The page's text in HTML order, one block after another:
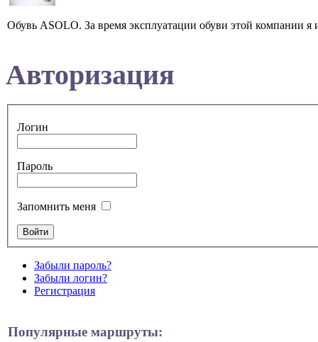
Обувь ASOLO. За время эксплуатации обуви этой компании я
Авторизация
Логин
Пароль
Запомнить меня
Забыли пароль?
Забыли логин?
Регистрация
Популярные маршруты: